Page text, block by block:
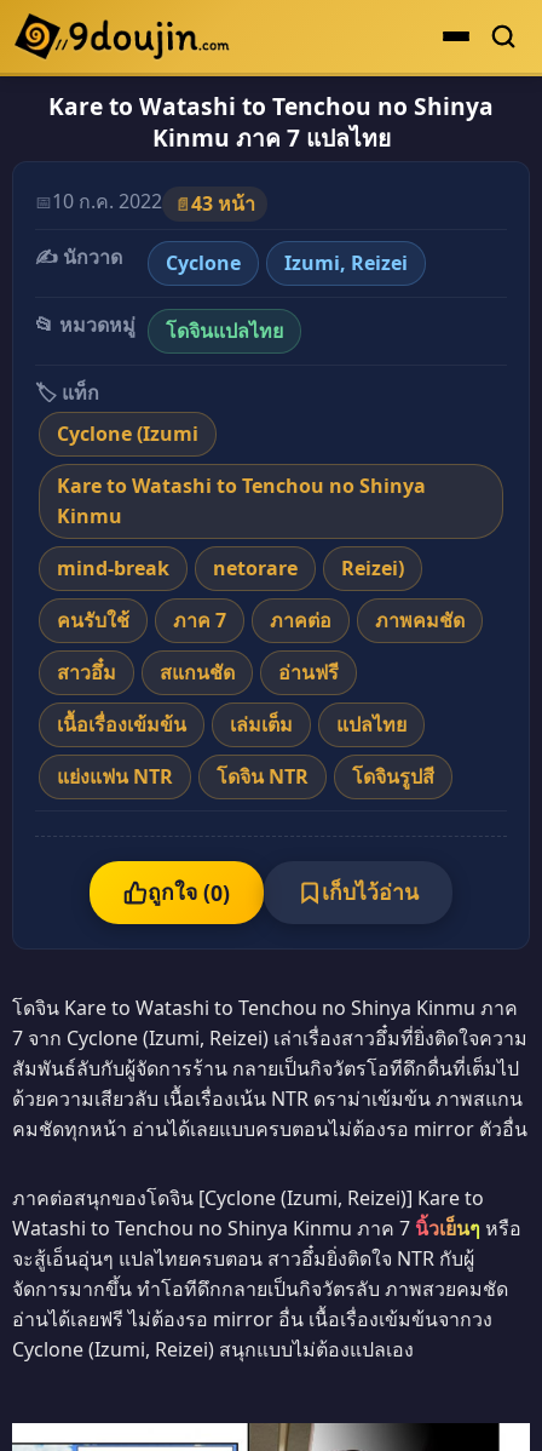
ดูเยอะสุด
คะแนนเยอะสุด
โดจินรูปสี
ระดับตำนาน
ยอดนิยม
เรื่องที่เก็บไว้
Kare to Watashi to Tenchou no Shinya
Kinmu ภาค 7 แปลไทย
📅10 ก.ค. 2022 📄43 หน้า
✍️ นักวาด
Cyclone Izumi, Reizei
📂 หมวดหมู่ โดจินแปลไทย
🏷️ แท็ก
Cyclone (Izumi
Kare to Watashi to Tenchou no Shinya
Kinmu
mind-break
netorare
Reizei)
คนรับใช้
ภาค 7 ภาคต่อ
ภาพคมชัด
สาวอึ๋ม
สแกนชัด
อ่านฟรี
เนื้อเรื่องเข้มข้น
เล่มเต็ม
แปลไทย
แย่งแฟน NTR
โดจิน NTR โดจินรูปสี
ถูกใจ (0) เก็บไว้อ่าน
โดจิน Kare to Watashi to Tenchou no Shinya Kinmu ภาค
7 จาก Cyclone (Izumi, Reizei) เล่าเรื่องสาวอึ๋มที่ยิ่งติดใจความ
สัมพันธ์ลับกับผู้จัดการร้าน กลายเป็นกิจวัตรโอทีดึกดื่นที่เต็มไป
ด้วยความเสียวลับ เนื้อเรื่องเน้น NTR ดราม่าเข้มข้น ภาพสแกน
คมชัดทุกหน้า อ่านได้เลยแบบครบตอนไม่ต้องรอ mirror ตัวอื่น
ภาคต่อสนุกของโดจิน [Cyclone (Izumi, Reizei)] Kare to
Watashi to Tenchou no Shinya Kinmu ภาค 7 นิ้วเย็นๆ หรือ
จะสู้เอ็นอุ่นๆ แปลไทยครบตอน สาวอึ๋มยิ่งติดใจ NTR กับผู้
จัดการมากขึ้น ทำโอทีดึกกลายเป็นกิจวัตรลับ ภาพสวยคมชัด
อ่านได้เลยฟรี ไม่ต้องรอ mirror อื่น เนื้อเรื่องเข้มข้นจากวง
Cyclone (Izumi, Reizei) สนุกแบบไม่ต้องแปลเอง